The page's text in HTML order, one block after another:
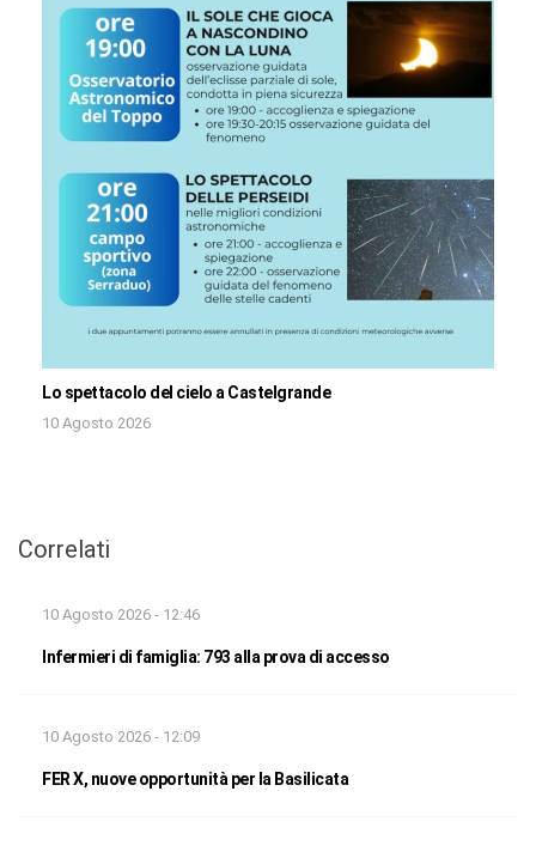
Lo spettacolo del cielo a Castelgrande
10 Agosto 2026
Correlati
10 Agosto 2026 - 12:46
Infermieri di famiglia: 793 alla prova di accesso
10 Agosto 2026 - 12:09
FER X, nuove opportunità per la Basilicata